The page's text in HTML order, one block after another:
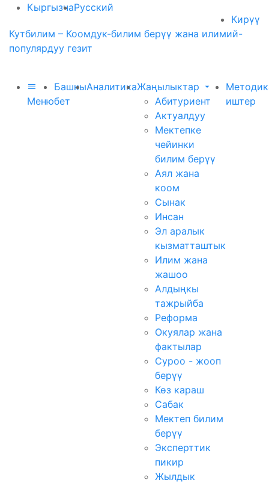
КыргызчаРусский
Кирүү
Кутбилим – Коомдук-билим берүү жана илимий-
популярдуу гезит
Меню
Башкы
бет
АналитикаЖаңылыктар
Абитуриент
Актуалдуу
Мектепке
чейинки
билим берүү
Аял жана
коом
Сынак
Инсан
Эл аралык
кызматташтык
Илим жана
жашоо
Алдыңкы
тажрыйба
Реформа
Окуялар жана
фактылар
Суроо - жооп
берүү
Көз караш
Сабак
Мектеп билим
берүү
Эксперттик
пикир
Жылдык
иштер